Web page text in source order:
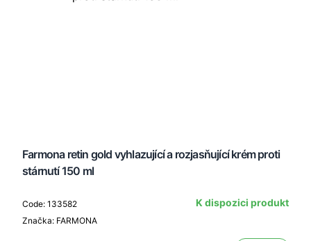
Farmona retin gold vyhlazující a rozjasňující krém proti
stárnutí 150 ml
Code: 133582
Značka: FARMONA
K dispozici produkt